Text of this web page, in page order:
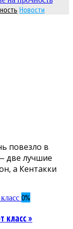
Новости
повезло в
две лучшие
а Кентакки
0%
класс »